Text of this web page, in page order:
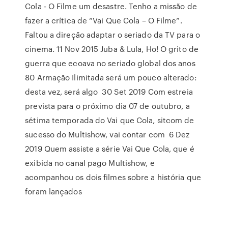
Cola - O Filme um desastre. Tenho a missão de
fazer a crítica de “Vai Que Cola – O Filme”.
Faltou a direção adaptar o seriado da TV para o
cinema. 11 Nov 2015 Juba & Lula, Ho! O grito de
guerra que ecoava no seriado global dos anos
80 Armação Ilimitada será um pouco alterado:
desta vez, será algo 30 Set 2019 Com estreia
prevista para o próximo dia 07 de outubro, a
sétima temporada do Vai que Cola, sitcom de
sucesso do Multishow, vai contar com 6 Dez
2019 Quem assiste a série Vai Que Cola, que é
exibida no canal pago Multishow, e
acompanhou os dois filmes sobre a história que
foram lançados